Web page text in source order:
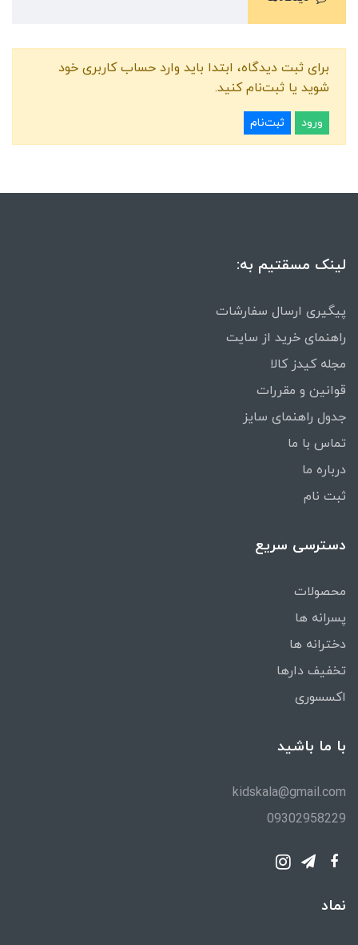
برای ثبت دیدگاه، ابتدا باید وارد حساب کاربری خود
شوید یا ثبت‌نام کنید.
ورود ثبت‌نام
لینک مسقتیم به:
پیگیری ارسال سفارشات
راهنمای خرید از سایت
مجله کیدز کالا
قوانین و مقررات
جدول راهنمای سایز
تماس با ما
درباره ما
ثبت نام
دسترسی سریع
محصولات
پسرانه ها
دخترانه ها
تخفیف دارها
اکسسوری
با ما باشید
kidskala@gmail.com
09302958229
نماد